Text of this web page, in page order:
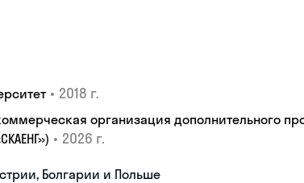
• 2018 г.
организация дополнительного
• 2026 г.
Болгарии и Польше